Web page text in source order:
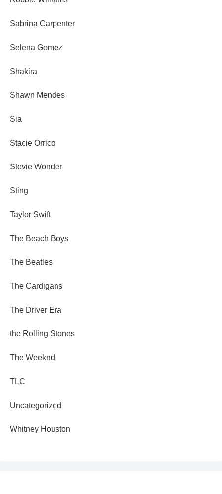
Sabrina Carpenter
Selena Gomez
Shakira
Shawn Mendes
Sia
Stacie Orrico
Stevie Wonder
Sting
Taylor Swift
The Beach Boys
The Beatles
The Cardigans
The Driver Era
the Rolling Stones
The Weeknd
TLC
Uncategorized
Whitney Houston